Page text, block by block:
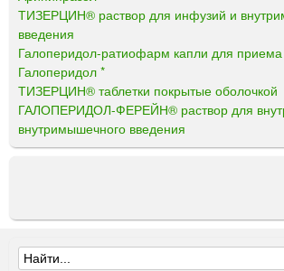
ТИЗЕРЦИН® раствор для инфузий и
введения
Галоперидол-ратиофарм капли для приема
Галоперидол *
ТИЗЕРЦИН® таблетки покрытые оболочкой
ГАЛОПЕРИДОЛ-ФЕРЕЙН® раствор для
внутримышечного введения